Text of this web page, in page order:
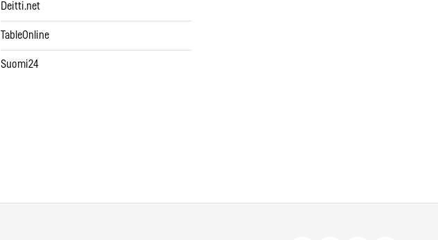
Deitti.net
TableOnline
Suomi24